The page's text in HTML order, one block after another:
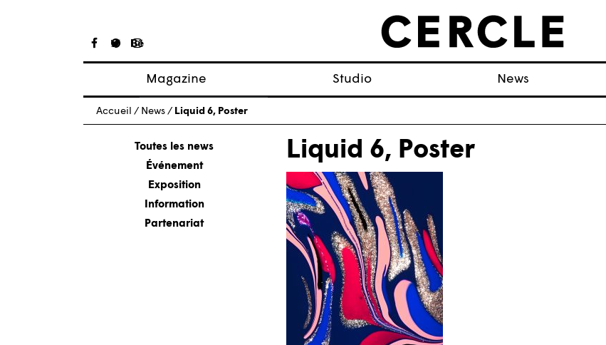
Magazine
Articles
À propos
Numéros
Studio News
Accueil / News / Liquid 6, Poster
Toutes les news
Événement
Exposition
Information
Partenariat
Liquid 6, Poster